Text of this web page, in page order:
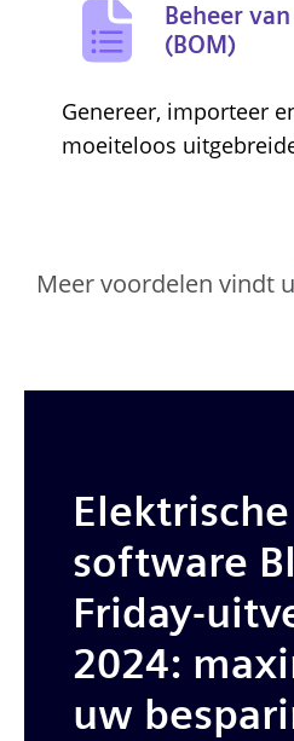
Beheer
(BOM)
Genereer, importeer
moeiteloos
Meer voordelen vindt u
software
Friday-
2024:
uw